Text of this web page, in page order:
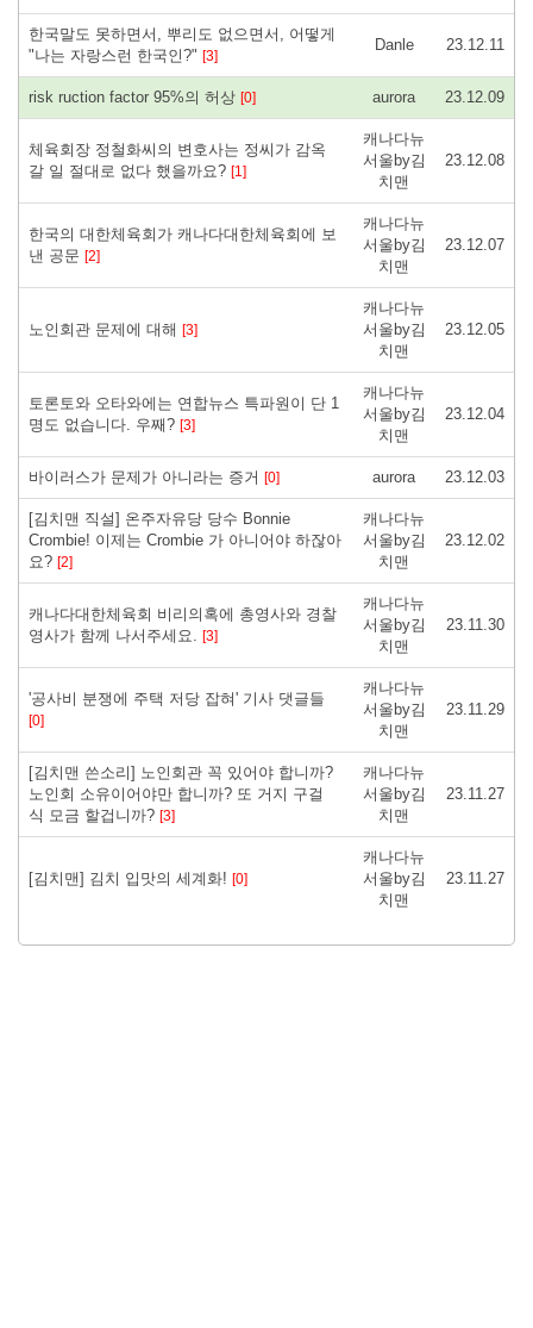
한국말도 못하면서, 뿌리도 없으면서, 어떻게
"나는 자랑스런 한국인?" [3]
Danle 23.12.11
risk ruction factor 95%의 허상 [0] aurora 23.12.09
체육회장 정철화씨의 변호사는 정씨가 감옥
갈 일 절대로 없다 했을까요? [1]
캐나다뉴
서울by김
치맨
23.12.08
한국의 대한체육회가 캐나다대한체육회에 보
낸 공문 [2]
캐나다뉴
서울by김
치맨
23.12.07
노인회관 문제에 대해 [3]
캐나다뉴
서울by김
치맨
23.12.05
토론토와 오타와에는 연합뉴스 특파원이 단 1
명도 없습니다. 우째? [3]
캐나다뉴
서울by김
치맨
23.12.04
바이러스가 문제가 아니라는 증거 [0] aurora 23.12.03
[김치맨 직설] 온주자유당 당수 Bonnie
Crombie! 이제는 Crombie 가 아니어야 하잖아
요? [2]
캐나다뉴
서울by김
치맨
23.12.02
캐나다대한체육회 비리의혹에 총영사와 경찰
영사가 함께 나서주세요.
[3]
캐나다뉴
서울by김
치맨
23.11.30
'공사비 분쟁에 주택 저당 잡혀' 기사 댓글들
[0]
캐나다뉴
서울by김
치맨
23.11.29
[김치맨 쓴소리] 노인회관 꼭 있어야 합니까?
노인회 소유이어야만 합니까? 또 거지 구걸
식 모금 할겁니까? [3]
캐나다뉴
서울by김
치맨
23.11.27
[김치맨] 김치 입맛의 세계화! [0]
캐나다뉴
서울by김
치맨
23.11.27